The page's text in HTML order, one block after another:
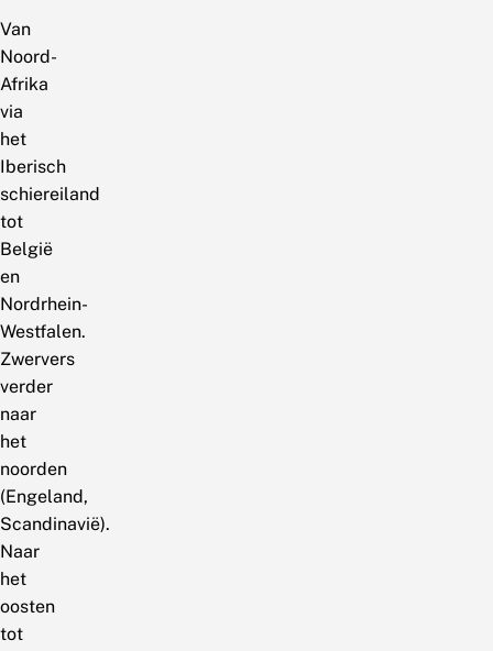
Van
Noord-
Afrika
via
het
Iberisch
schiereiland
tot
België
en
Nordrhein-
Westfalen.
Zwervers
verder
naar
het
noorden
(Engeland,
Scandinavië).
Naar
het
oosten
tot